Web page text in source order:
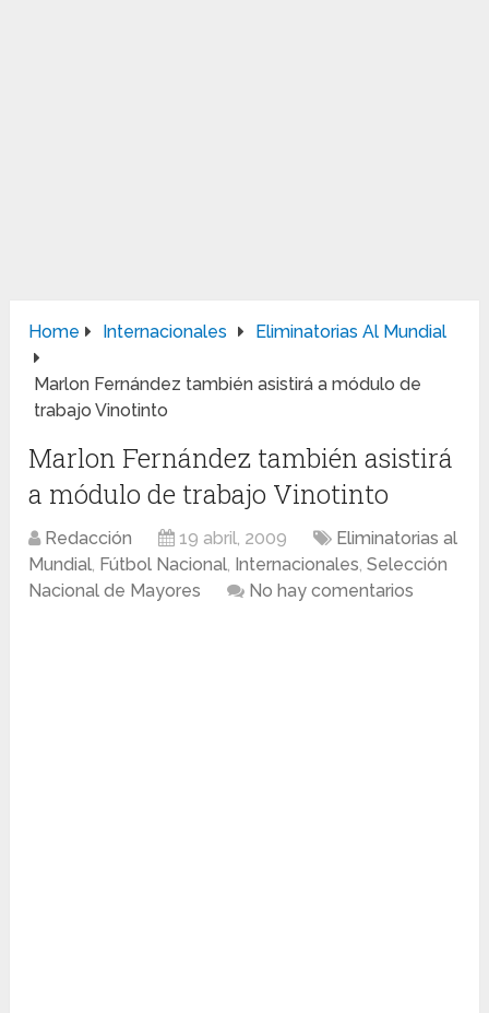
Home Internacionales Eliminatorias Al Mundial
Marlon Fernández también asistirá a módulo de
trabajo Vinotinto
Marlon Fernández también asistirá
a módulo de trabajo Vinotinto
Redacción 19 abril, 2009
Eliminatorias al
Mundial, Fútbol Nacional, Internacionales,Selección
Nacional de Mayores
No hay comentarios